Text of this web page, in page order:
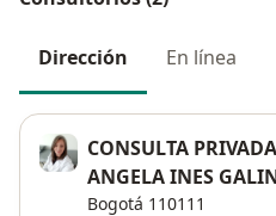
Dirección En línea
CONSULTA
ANGELA INES
Bogotá 110111